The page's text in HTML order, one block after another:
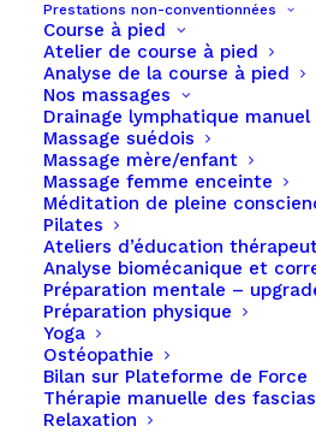
Prestations non-conventionnées
Course à pied
Atelier de course à pied
Analyse de la course à pied
Nos massages
Drainage lymphatique manuel
Massage suédois
Massage mère/enfant
Massage femme enceinte
Méditation de pleine
Pilates
Ateliers d’éducation
Analyse biomécanique et
Préparation mentale –
Préparation physique
Yoga
Ostéopathie
Bilan sur Plateforme de Force
Thérapie manuelle des fascias
Relaxation
Page